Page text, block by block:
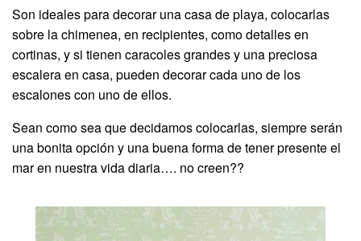
Son ideales para decorar una casa de playa, colocarlas
sobre la chimenea, en recipientes, como detalles en
cortinas, y si tienen caracoles grandes y una preciosa
escalera en casa, pueden decorar cada uno de los
escalones con uno de ellos.
Sean como sea que decidamos colocarlas, siempre serán
una bonita opción y una buena forma de tener presente el
mar en nuestra vida diaria…. no creen??